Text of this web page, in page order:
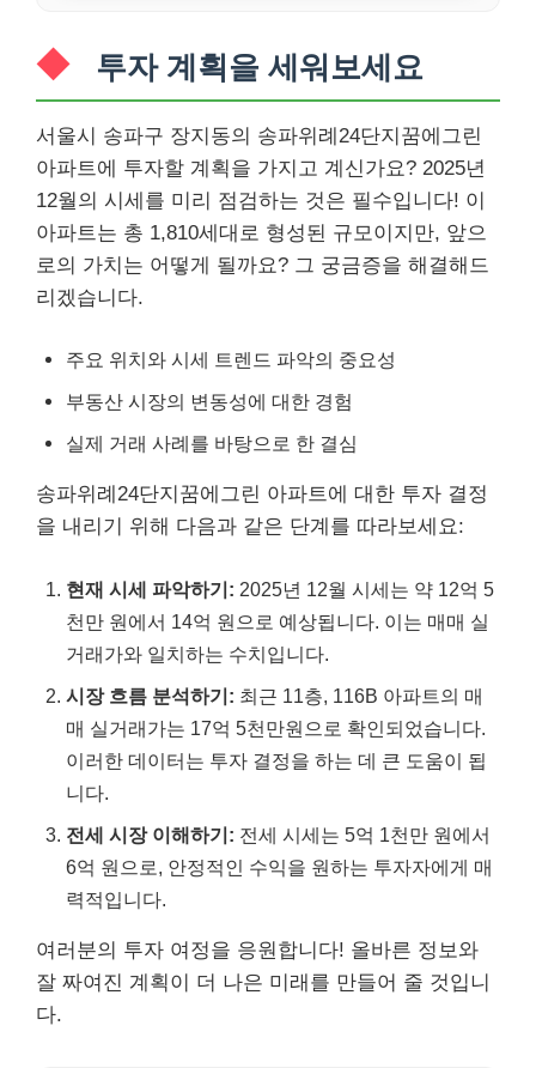
투자 계획을 세워보세요
서울시 송파구 장지동의 송파위례24단지꿈에그린
아파트에 투자할 계획을 가지고 계신가요? 2025년
12월의 시세를 미리 점검하는 것은 필수입니다! 이
아파트는 총 1,810세대로 형성된 규모이지만, 앞으
로의 가치는 어떻게 될까요? 그 궁금증을 해결해드
리겠습니다.
주요 위치와 시세 트렌드 파악의 중요성
부동산 시장의 변동성에 대한 경험
실제 거래 사례를 바탕으로 한 결심
송파위례24단지꿈에그린 아파트에 대한 투자 결정
을 내리기 위해 다음과 같은 단계를 따라보세요:
현재 시세 파악하기: 2025년 12월 시세는 약 12억 5
천만 원에서 14억 원으로 예상됩니다. 이는 매매 실
거래가와 일치하는 수치입니다.
시장 흐름 분석하기: 최근 11층, 116B 아파트의 매
매 실거래가는 17억 5천만원으로 확인되었습니다.
이러한 데이터는 투자 결정을 하는 데 큰 도움이 됩
니다.
전세 시장 이해하기: 전세 시세는 5억 1천만 원에서
6억 원으로, 안정적인 수익을 원하는 투자자에게 매
력적입니다.
여러분의 투자 여정을 응원합니다! 올바른 정보와
잘 짜여진 계획이 더 나은 미래를 만들어 줄 것입니
다.